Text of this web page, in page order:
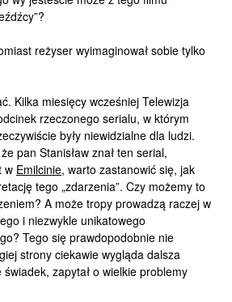
reżyser wyimaginował sobie tylko
Kilka miesięcy wcześniej Telewizja
rzeczonego serialu, w którym
były niewidzialne dla ludzi.
pan Stanisław znał ten serial,
w Emilcinie, warto zastanowić się, jak
tego „zdarzenia”. Czy możemy to
A może tropy prowadzą raczej w
i niezwykle unikatowego
Tego się prawdopodobnie nie
strony ciekawie wygląda dalsza
zapytał o wielkie problemy